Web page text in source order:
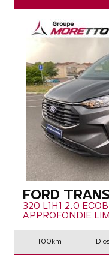
FORD
320 L1H1 2.0
APPROFONDIE
100km